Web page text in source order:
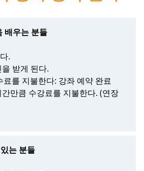
배우는 분들
.
받게 된다.
료를 지불한다: 강좌 예약 완료
만큼 수강료를 지불한다. (연장
는 분들